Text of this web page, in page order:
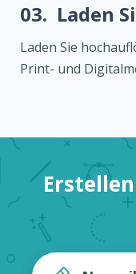
03. Laden
Laden Sie
Print- und